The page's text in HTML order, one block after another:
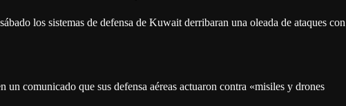
los sistemas de defensa de Kuwait derribaran una oleada de ataques con
comunicado que sus defensa aéreas actuaron contra «misiles y drones